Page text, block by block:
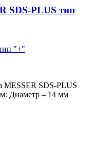
SDS-PLUS тип
"+"
MESSER SDS-PLUS
Диаметр – 14 мм